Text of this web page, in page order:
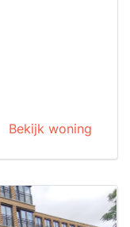
Bekijk woning